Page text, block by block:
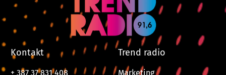
Kontakt
+ 387 37 831 408
Trend radio
Marketing